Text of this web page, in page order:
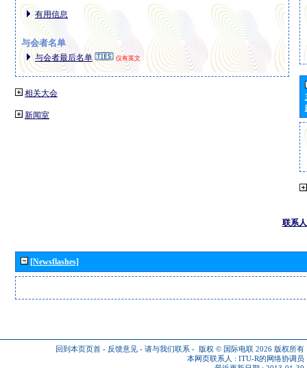
有用信息
与会者名单
与会者最后名单 仅有英文
相关大会
新闻室
联系人
[Newsflashes]
回到本页页首 - 反馈意见 - 请与我们联系 - 版权 © 国际电联 2026 版权所有
本网页联系人 : ITU-R的网络协调员